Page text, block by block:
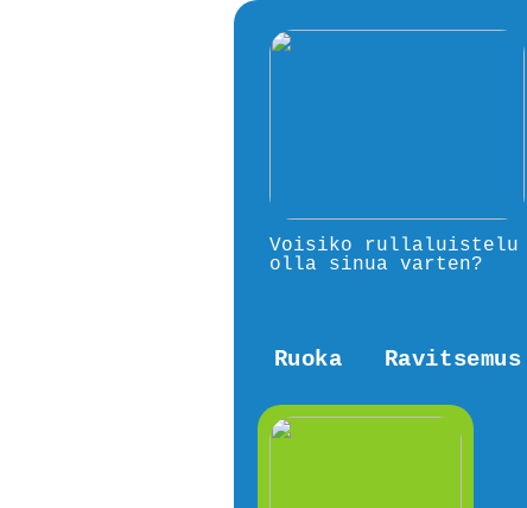
Voisiko rullaluistelu
olla sinua varten?
Ruoka Ravitsemus